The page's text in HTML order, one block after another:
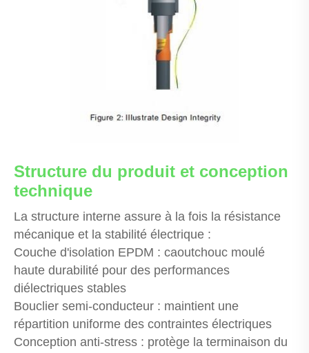
Structure du produit et conception
technique
La structure interne assure à la fois la résistance
mécanique et la stabilité électrique :
Couche d'isolation EPDM : caoutchouc moulé
haute durabilité pour des performances
diélectriques stables
Bouclier semi-conducteur : maintient une
répartition uniforme des contraintes électriques
Conception anti-stress : protège la terminaison du